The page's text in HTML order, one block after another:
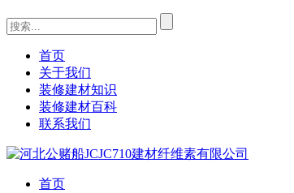
首页
关于我们
装修建材知识
装修建材百科
联系我们
首页